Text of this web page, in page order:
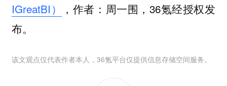
IGreatBI）
，作者：周一围，36氪经授权发
布。
该文观点仅代表作者本人，36氪平台仅提供信息存储空间服务。